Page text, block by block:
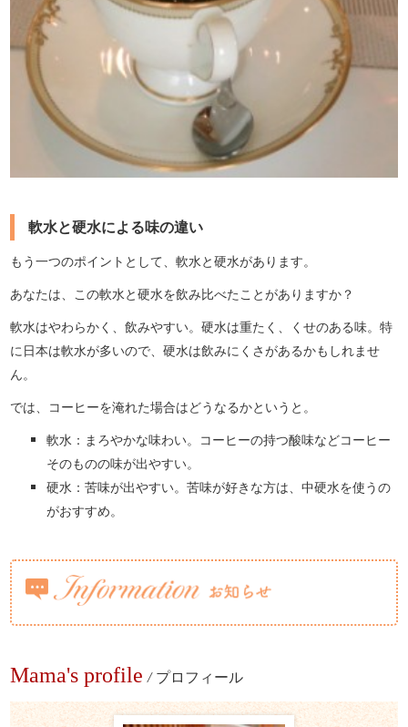
軟水と硬水による味の違い
もう一つのポイントとして、軟水と硬水があります。
あなたは、この軟水と硬水を飲み比べたことがありますか？
軟水はやわらかく、飲みやすい。硬水は重たく、くせのある味。特
に日本は軟水が多いので、硬水は飲みにくさがあるかもしれませ
ん。
では、コーヒーを淹れた場合はどうなるかというと。
軟水：まろやかな味わい。コーヒーの持つ酸味などコーヒー
そのものの味が出やすい。
硬水：苦味が出やすい。苦味が好きな方は、中硬水を使うの
がおすすめ。
Mama's profile / プロフィール